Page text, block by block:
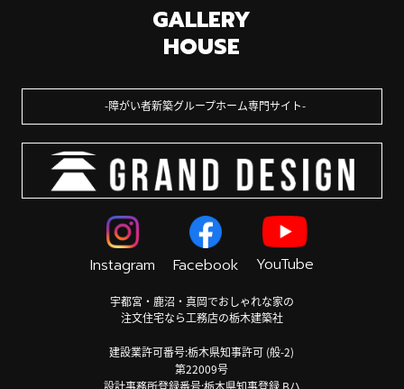
GALLERY
HOUSE
障がい者新築グループホーム専門サイト
Instagram Facebook YouTube
宇都宮・鹿沼・真岡でおしゃれな家の
注文住宅なら工務店の栃木建築社
建設業許可番号:栃木県知事許可 (般-2)
第22009号